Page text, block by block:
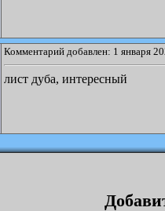
Комментарий добавлен: 1 января
лист дуба, интересный